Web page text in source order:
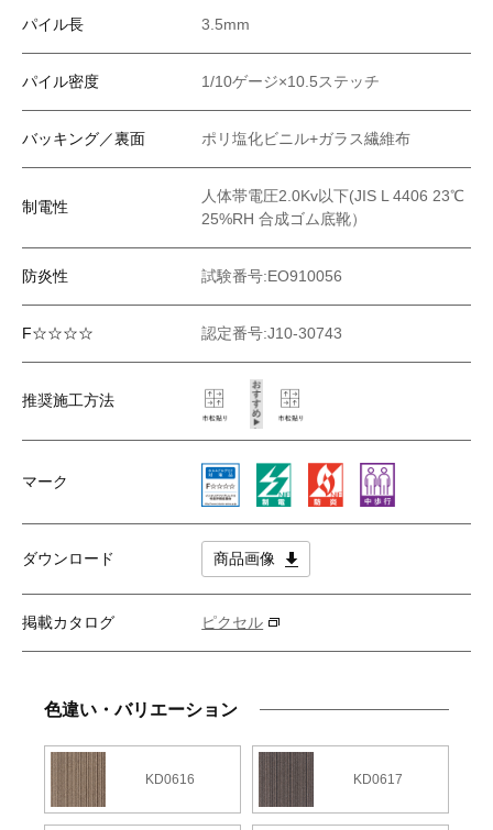
パイル長 3.5mm
パイル密度 1/10ゲージ×10.5ステッチ
バッキング／裏面 ポリ塩化ビニル+ガラス繊維布
制電性
人体帯電圧2.0Kv以下(JIS L 4406 23℃
25%RH 合成ゴム底靴）
防炎性 試験番号:EO910056
F☆☆☆☆ 認定番号:J10-30743
推奨施工方法
マーク
ダウンロード 商品画像
掲載カタログ ピクセル
色違い・バリエーション
KD0616 KD0617